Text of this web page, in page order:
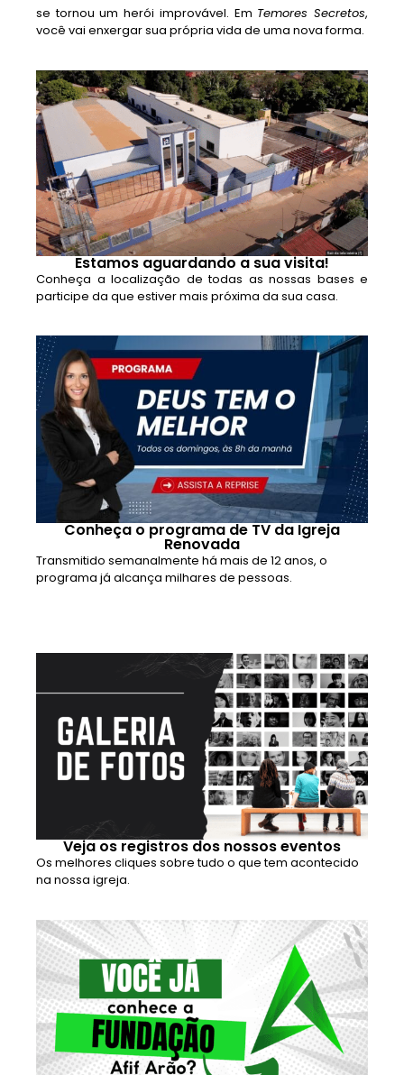
se tornou um herói improvável. Em Temores Secretos,
você vai enxergar sua própria vida de uma nova forma.
Estamos aguardando a sua visita!
Conheça a localização de todas as nossas bases e
participe da que estiver mais próxima da sua casa.
Conheça o programa de TV da Igreja
Renovada
Transmitido semanalmente há mais de 12 anos, o
programa já alcança milhares de pessoas.
Veja os registros dos nossos eventos
Os melhores cliques sobre tudo o que tem acontecido
na nossa igreja.